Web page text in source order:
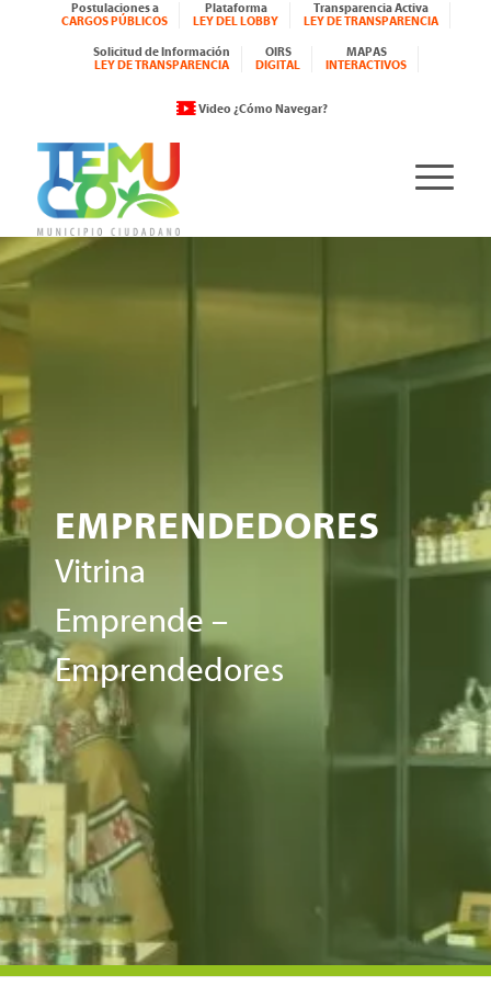
Postulaciones a
CARGOS PÚBLICOS
Plataforma
LEY DEL LOBBY
Transparencia Activa
LEY DE TRANSPARENCIA
Solicitud de Información
LEY DE TRANSPARENCIA
OIRS
DIGITAL
MAPAS
INTERACTIVOS
Video ¿Cómo Navegar?
EMPRENDEDORES
Vitrina
Emprende –
Emprendedores